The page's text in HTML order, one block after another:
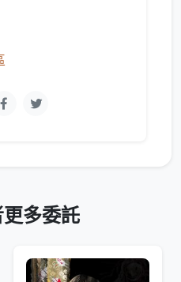
多委託